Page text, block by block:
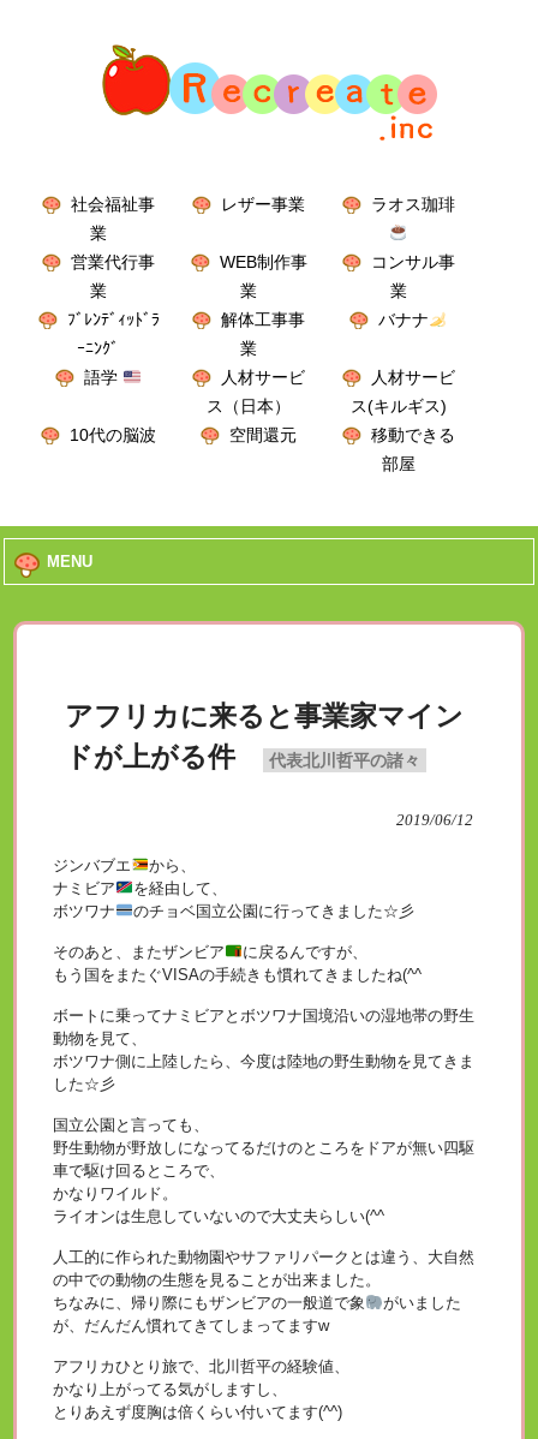
社会福祉事
業
レザー事業 ラオス珈琲
営業代行事
業
WEB制作事
業
コンサル事
業
ﾌﾞﾚﾝﾃﾞｨｯﾄﾞﾗ
ｰﾆﾝｸﾞ
解体工事事
業
バナナ
語学
人材サービ
ス（日本）
人材サービ
ス(キルギス)
10代の脳波
空間還元
移動できる
部屋
MENU
アフリカに来ると事業家マイン
ドが上がる件
代表北川哲平の諸々
2019/06/12
ジンバブエ
から、
ナミビア
を経由して、
ボツワナ
のチョベ国立公園に行ってきました☆彡
そのあと、またザンビア
に戻るんですが、
もう国をまたぐVISAの手続きも慣れてきましたね(^^ゞ
ボートに乗ってナミビアとボツワナ国境沿いの湿地帯の野生
動物を見て、
ボツワナ側に上陸したら、今度は陸地の野生動物を見てきま
した☆彡
国立公園と言っても、
野生動物が野放しになってるだけのところをドアが無い四駆
車で駆け回るところで、
かなりワイルド。
ライオンは生息していないので大丈夫らしい(^^ゞ
人工的に作られた動物園やサファリパークとは違う、大自然
の中での動物の生態を見ることが出来ました。
ちなみに、帰り際にもザンビアの一般道で象
がいました
が、だんだん慣れてきてしまってますw
アフリカひとり旅で、北川哲平の経験値、
かなり上がってる気がしますし、
とりあえず度胸は倍くらい付いてます(^^)